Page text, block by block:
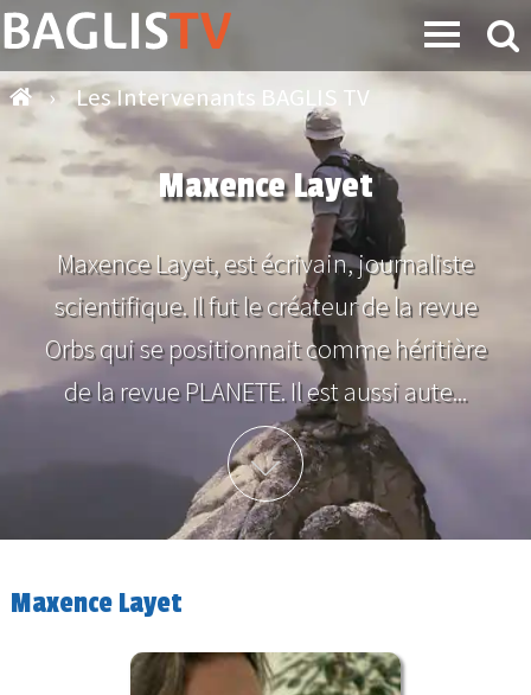
› Les Intervenants BAGLIS TV
Maxence Layet
Maxence Layet, est écrivain, journaliste
scientifique. Il fut le créateur de la revue
Orbs qui se positionnait comme héritière
de la revue PLANETE. Il est aussi aute...
Plus d'info
Maxence Layet